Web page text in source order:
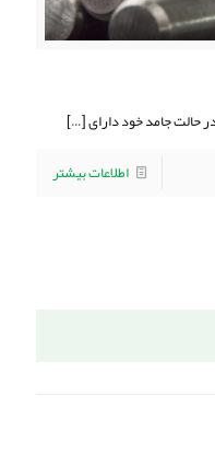
حالت جامد خود دارای[…]
اطلاعات بیشتر